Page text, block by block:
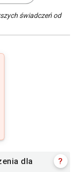
świadczeń od
dla
?